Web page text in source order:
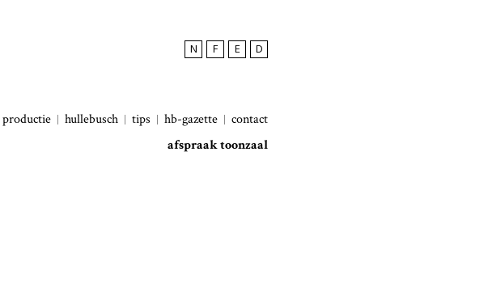
N F E D
productie hullebusch tips hb-gazette
contact
afspraak toonzaal